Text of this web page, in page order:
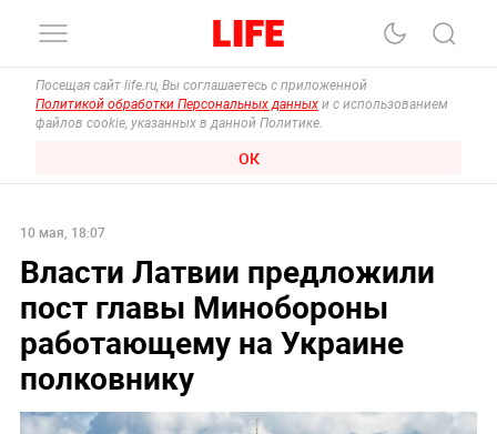
Посещая сайт life.ru, Вы соглашаетесь с приложенной
Политикой обработки Персональных данных и с использованием
файлов cookie, указанных в данной Политике.
ОК
10 мая, 18:07
Власти Латвии предложили
пост главы Минобороны
работающему на Украине
полковнику